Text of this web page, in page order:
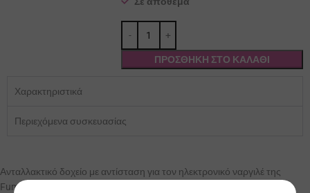
ΠΡΟΣΘΉΚΗ ΣΤΟ ΚΑΛΆΘΙ
Χαρακτηριστικά
Περιεχόμενα συσκευασίας
Ανταλλακτικό δοχείο με αντίσταση για τον ηλεκτρονικό ναργιλέ της
Fumytech.